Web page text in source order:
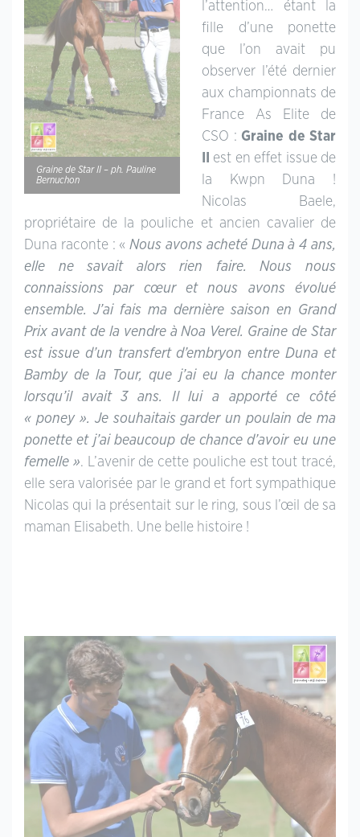
Graine de Star II – ph. Pauline
Bernuchon
l’attention… étant la
fille d’une ponette
que l’on avait pu
observer l’été dernier
aux championnats de
France As Elite de
CSO : Graine de Star
est en effet issue de
la Kwpn Duna !
Nicolas Baele,
propriétaire de la pouliche et ancien cavalier de
Duna raconte : «Nous avons acheté Duna à 4 ans,
elle ne savait alors rien faire. Nous nous
connaissions par cœur et nous avons évolué
ensemble. J’ai fais ma dernière saison en Grand
Prix avant de la vendre à Noa Verel. Graine de Star
est issue d’un transfert d’embryon entre Duna et
Bamby de la Tour, que j’ai eu la chance monter
lorsqu’il avait 3 ans. Il lui a apporté ce côté
« poney ». Je souhaitais garder un poulain de ma
ponette et j’ai beaucoup de chance d’avoir eu une
femelle ». L’avenir de cette pouliche est tout tracé,
elle sera valorisée par le grand et fort sympathique
Nicolas qui la présentait sur le ring, sous l’œil de sa
maman Elisabeth. Une belle histoire !